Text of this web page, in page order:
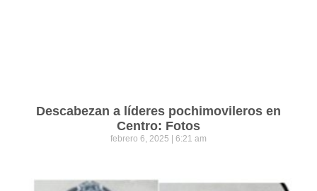
Descabezan a líderes pochimovileros en
Centro: Fotos
febrero 6, 2025 6:21 am